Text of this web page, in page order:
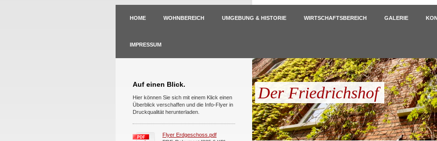
HOME WOHNBEREICH UMGEBUNG & HISTORIE WIRTSCHAFTSBEREICH GALERIE
IMPRESSUM
Auf einen Blick.
Hier können Sie sich mit einem Klick einen
Überblick verschaffen und die Info-Flyer in
Druckqualität herunterladen.
Flyer Erdgeschoss.pdf
Der Friedrichshof